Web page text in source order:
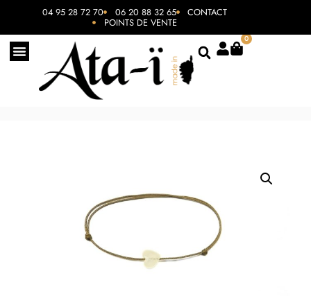
04 95 28 72 70 06 20 88 32 65 CONTACT
POINTS DE VENTE
0